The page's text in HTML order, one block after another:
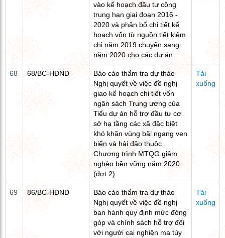
vào kế hoạch đầu tư công
trung hạn giai đoạn 2016 -
2020 và phân bổ chi tiết kế
hoạch vốn từ nguồn tiết kiệm
chi năm 2019 chuyển sang
năm 2020 cho các dự án
68 68/BC-HĐND
Báo cáo thẩm tra dự thảo
Nghị quyết về việc đề nghị
giao kế hoạch chi tiết vốn
ngân sách Trung ương của
Tiểu dự án hỗ trợ đầu tư cơ
sở hạ tầng các xã đặc biệt
khó khăn vùng bãi ngang ven
biển và hải đảo thuộc
Chương trình MTQG giảm
nghèo bền vững năm 2020
(đợt 2)
Tải
xuống
69 86/BC-HĐND
Báo cáo thẩm tra dự thảo
Nghị quyết về việc đề nghị
ban hành quy định mức đóng
góp và chính sách hỗ trợ đối
với người cai nghiện ma túy
Tải
xuống